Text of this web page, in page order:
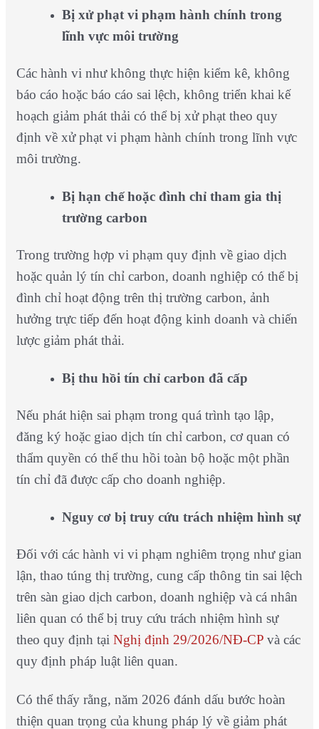
Bị xử phạt vi phạm hành chính trong
lĩnh vực môi trường
Các hành vi như không thực hiện kiểm kê, không
báo cáo hoặc báo cáo sai lệch, không triển khai kế
hoạch giảm phát thải có thể bị xử phạt theo quy
định về xử phạt vi phạm hành chính trong lĩnh vực
môi trường.
Bị hạn chế hoặc đình chỉ tham gia thị
trường carbon
Trong trường hợp vi phạm quy định về giao dịch
hoặc quản lý tín chỉ carbon, doanh nghiệp có thể bị
đình chỉ hoạt động trên thị trường carbon, ảnh
hưởng trực tiếp đến hoạt động kinh doanh và chiến
lược giảm phát thải.
Bị thu hồi tín chỉ carbon đã cấp
Nếu phát hiện sai phạm trong quá trình tạo lập,
đăng ký hoặc giao dịch tín chỉ carbon, cơ quan có
thẩm quyền có thể thu hồi toàn bộ hoặc một phần
tín chỉ đã được cấp cho doanh nghiệp.
Nguy cơ bị truy cứu trách nhiệm hình sự
Đối với các hành vi vi phạm nghiêm trọng như gian
lận, thao túng thị trường, cung cấp thông tin sai lệch
trên sàn giao dịch carbon, doanh nghiệp và cá nhân
liên quan có thể bị truy cứu trách nhiệm hình sự
theo quy định tại Nghị định 29/2026/NĐ-CPvà các
quy định pháp luật liên quan.
Có thể thấy rằng, năm 2026 đánh dấu bước hoàn
thiện quan trọng của khung pháp lý về giảm phát